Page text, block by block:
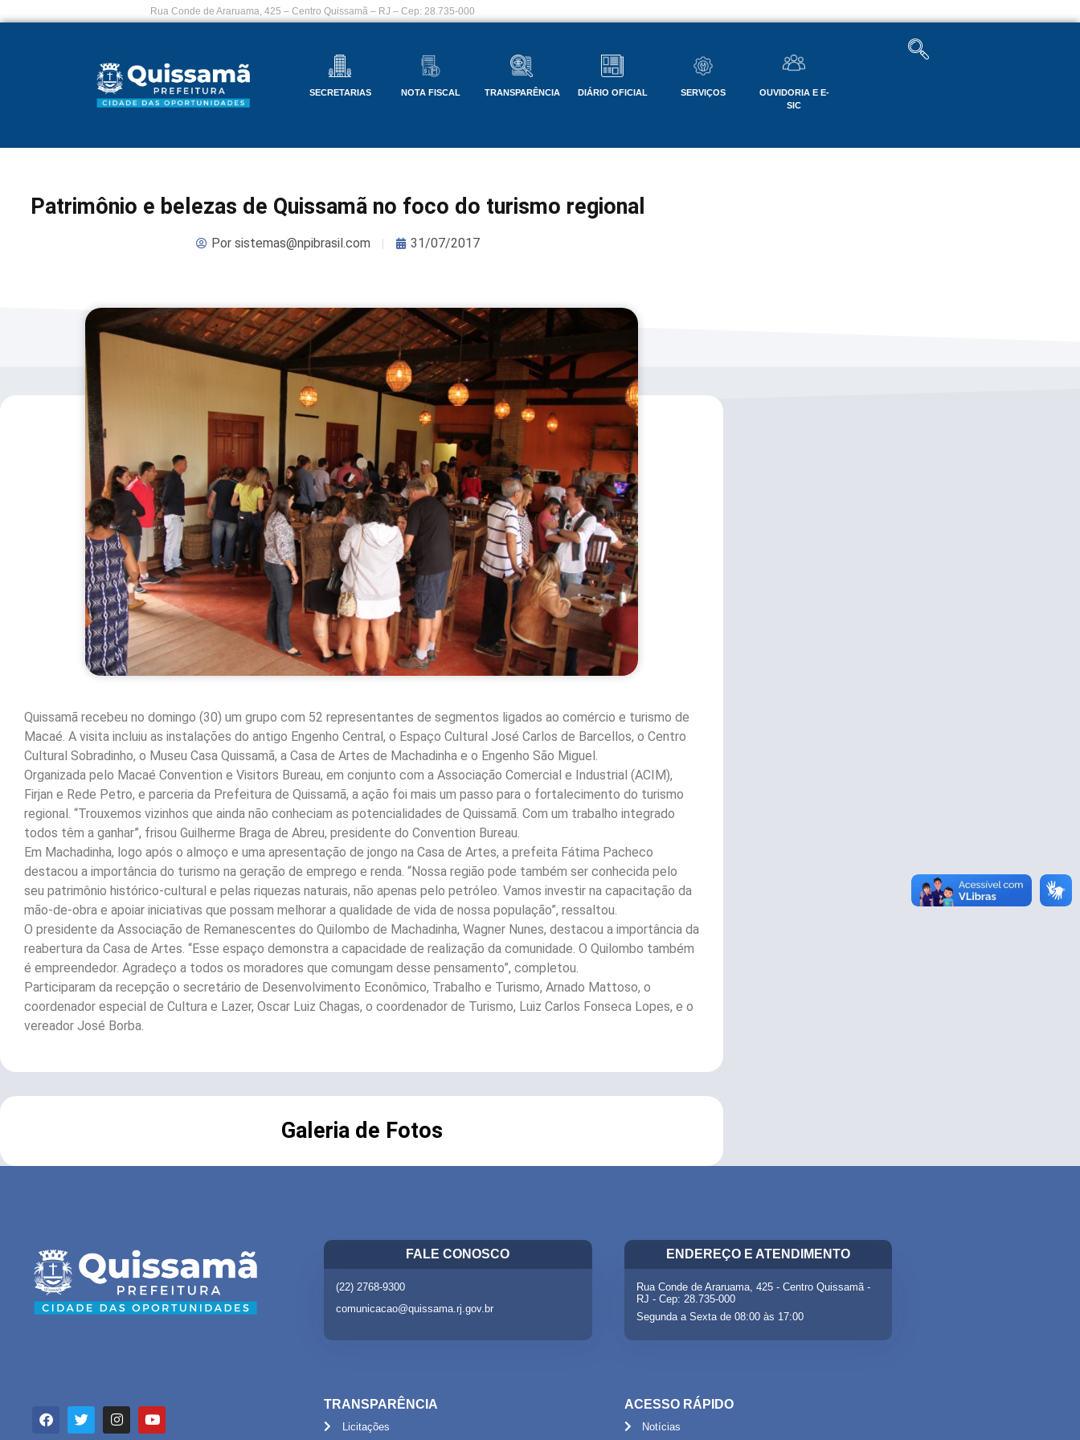
Rua Conde de Araruama, 425 – Centro Quissamã – RJ – Cep: 28.735-000
SECRETARIAS NOTA FISCAL TRANSPARÊNCIA DIÁRIO OFICIAL SERVIÇOS
OUVIDORIA E E-
SIC
Patrimônio e belezas de Quissamã no foco do turismo regional
Porsistemas@npibrasil.com 31/07/2017
Quissamã recebeu no domingo (30) um grupo com 52 representantes de segmentos ligados ao comércio e turismo de
Macaé. A visita incluiu as instalações do antigo Engenho Central, o Espaço Cultural José Carlos de Barcellos, o Centro
Cultural Sobradinho, o Museu Casa Quissamã, a Casa de Artes de Machadinha e o Engenho São Miguel.
Organizada pelo Macaé Convention e Visitors Bureau, em conjunto com a Associação Comercial e Industrial (ACIM),
Firjan e Rede Petro, e parceria da Prefeitura de Quissamã, a ação foi mais um passo para o fortalecimento do turismo
regional. “Trouxemos vizinhos que ainda não conheciam as potencialidades de Quissamã. Com um trabalho integrado
todos têm a ganhar”, frisou Guilherme Braga de Abreu, presidente do Convention Bureau.
Em Machadinha, logo após o almoço e uma apresentação de jongo na Casa de Artes, a prefeita Fátima Pacheco
destacou a importância do turismo na geração de emprego e renda. “Nossa região pode também ser conhecida pelo
seu patrimônio histórico-cultural e pelas riquezas naturais, não apenas pelo petróleo. Vamos investir na capacitação da
mão-de-obra e apoiar iniciativas que possam melhorar a qualidade de vida de nossa população”, ressaltou.
O presidente da Associação de Remanescentes do Quilombo de Machadinha, Wagner Nunes, destacou a importância da
reabertura da Casa de Artes. “Esse espaço demonstra a capacidade de realização da comunidade. O Quilombo também
é empreendedor. Agradeço a todos os moradores que comungam desse pensamento”, completou.
Participaram da recepção o secretário de Desenvolvimento Econômico, Trabalho e Turismo, Arnado Mattoso, o
coordenador especial de Cultura e Lazer, Oscar Luiz Chagas, o coordenador de Turismo, Luiz Carlos Fonseca Lopes, e o
vereador José Borba.
Galeria de Fotos
FALE CONOSCO
(22) 2768-9300
comunicacao@quissama.rj.gov.br
ENDEREÇO E ATENDIMENTO
Rua Conde de Araruama, 425 - Centro Quissamã -
RJ - Cep: 28.735-000
Segunda a Sexta de 08:00 às 17:00
TRANSPARÊNCIA
Licitações
ACESSO RÁPIDO
Notícias